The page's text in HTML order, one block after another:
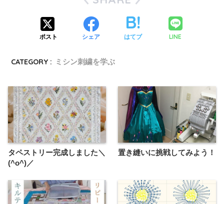
ポスト シェア はてブ LINE
CATEGORY : ミシン刺繍を学ぶ
タペストリー完成しました＼
(^o^)／
置き縫いに挑戦してみよう！